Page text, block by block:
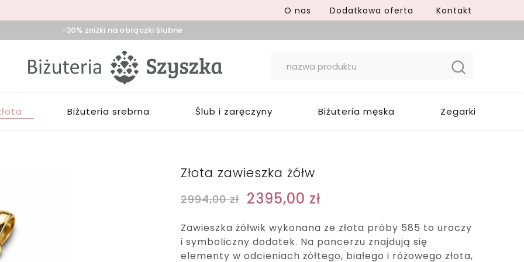
O nas Dodatkowa oferta Kontakt
-30% zniżki na obrączki ślubne
Biżuteria srebrna Ślub i zaręczyny Biżuteria męska Zegarki
Złota zawieszka żółw
2994,00zł 2395,00 zł
Zawieszka żółwik wykonana ze złota próby 585 to uroczy
i symboliczny dodatek. Na pancerzu znajdują się
elementy w odcieniach żółtego, białego i różowego złota,